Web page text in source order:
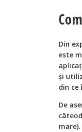
Din
este
şi
din
De